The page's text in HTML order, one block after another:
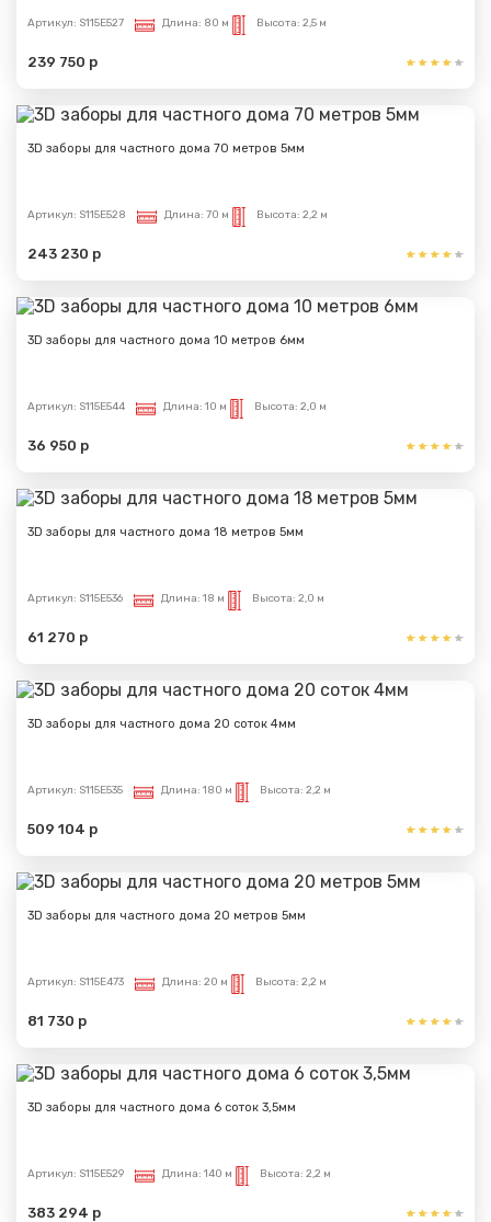
Артикул: S115E527 Длина: 80 м Высота: 2,5 м
239 750 р
3D заборы для частного дома 70 метров 5мм
Артикул: S115E528 Длина: 70 м Высота: 2,2 м
243 230 р
3D заборы для частного дома 10 метров 6мм
Артикул: S115E544 Длина: 10 м Высота: 2,0 м
36 950 р
3D заборы для частного дома 18 метров 5мм
Артикул: S115E536 Длина: 18 м Высота: 2,0 м
61 270 р
3D заборы для частного дома 20 соток 4мм
Артикул: S115E535 Длина: 180 м Высота: 2,2 м
509 104 р
3D заборы для частного дома 20 метров 5мм
Артикул: S115E473 Длина: 20 м Высота: 2,2 м
81 730 р
3D заборы для частного дома 6 соток 3,5мм
Артикул: S115E529 Длина: 140 м Высота: 2,2 м
383 294 р
отправлено
Вами.